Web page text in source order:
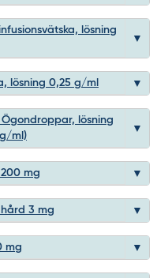
lösning
lösning 0,25 g/ml
lösning
ml)
mg
hård 3 mg
mg